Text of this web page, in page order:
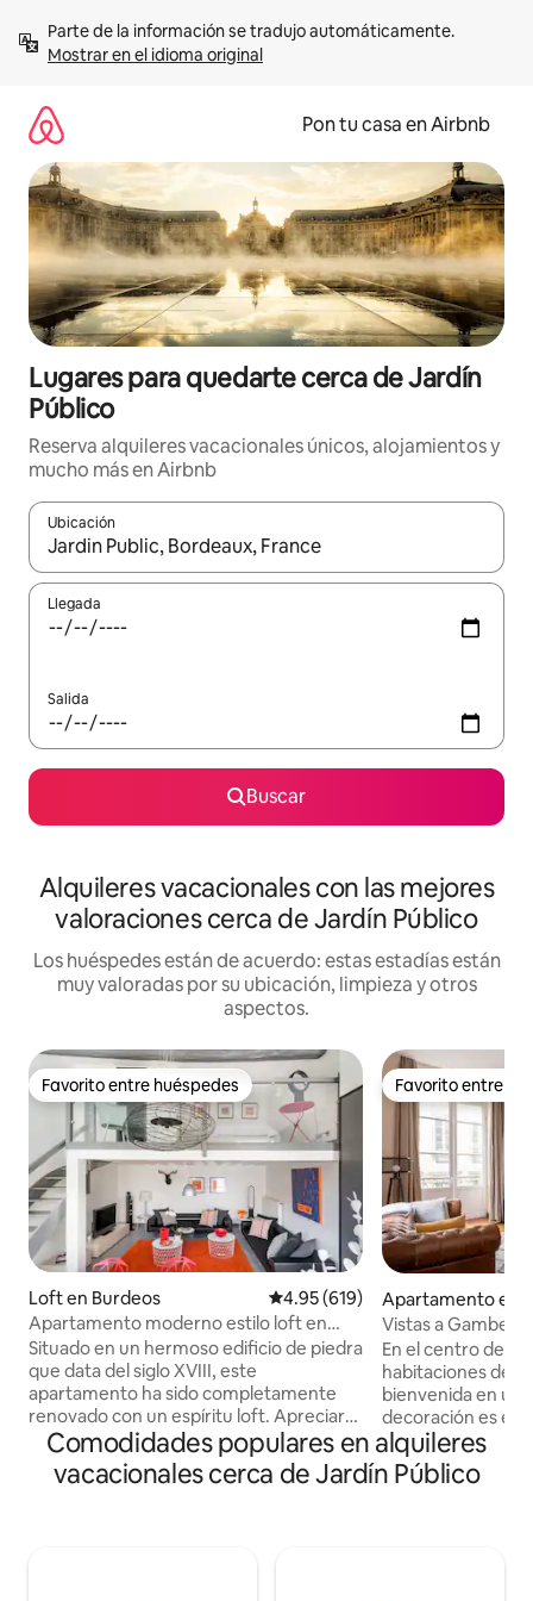
contenidoMostrar en el idioma original
Pon tu casa en Airbnb
Lugares para quedarte cerca de Jardín
Público
Reserva alquileres vacacionales únicos, alojamientos y
mucho más en Airbnb
Ubicación
Cuando los resultados estén disponibles, navega con las
Llegada
Salida
Buscar
Alquileres vacacionales con las mejores
valoraciones cerca de Jardín Público
Los huéspedes están de acuerdo: estas estadías están
muy valoradas por su ubicación, limpieza y otros
aspectos.
Favorito entre huéspedes
Favorito entre huéspedes
Loft en Burdeos Calificación promedio: 4.95 de
4.95 (619)
Apartamento moderno estilo loft en
pleno centro de Burdeos
Situado en un hermoso edificio de piedra
que data del siglo XVIII, este
apartamento ha sido completamente
renovado con un espíritu loft. Apreciará
la tranquilidad y la comodidad, así como
su ubicación en pleno centro de
Burdeos. Apartamento en una 3.ª planta,
Favorito entre
Favorito entre
Apartamento en
Vistas a
En el centro de
habitaciones de
bienvenida en un
decoración es
de calidad y la
tiene colchones
balcón, con una
Comodidades populares en alquileres
vacacionales cerca de Jardín Público